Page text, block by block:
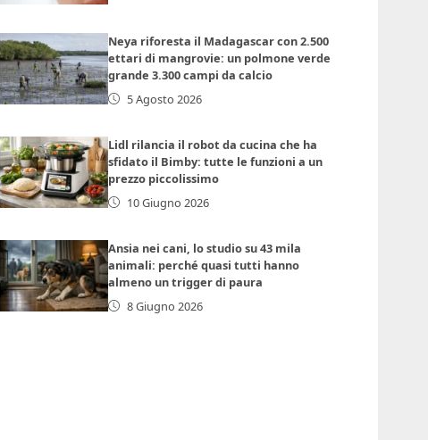
Neya riforesta il Madagascar con 2.500
ettari di mangrovie: un polmone verde
grande 3.300 campi da calcio
5 Agosto 2026
Lidl rilancia il robot da cucina che ha
sfidato il Bimby: tutte le funzioni a un
prezzo piccolissimo
10 Giugno 2026
Ansia nei cani, lo studio su 43 mila
animali: perché quasi tutti hanno
almeno un trigger di paura
8 Giugno 2026